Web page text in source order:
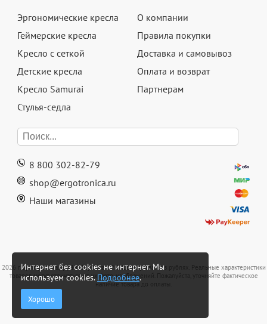
Эргономические кресла
Геймерские кресла
Кресло с сеткой
Детские кресла
Кресло Samurai
Стулья-седла
О компании
Правила покупки
Доставка и самовывоз
Оплата и возврат
Партнерам
8 800 302-82-79
shop@ergotronica.ru
Наши магазины
2026 г. Эрготроника.ру / ИП Гергишан Р. С. Цены указаны в рублях. Реальные характеристики
товаров могут отличаться от их фото-изображений. Пожалуйста, уточняйте фактическое
наличие товара до оплаты.
Интернет без cookies не интернет. Мы
используем cookies. Подробнее.
Хорошо